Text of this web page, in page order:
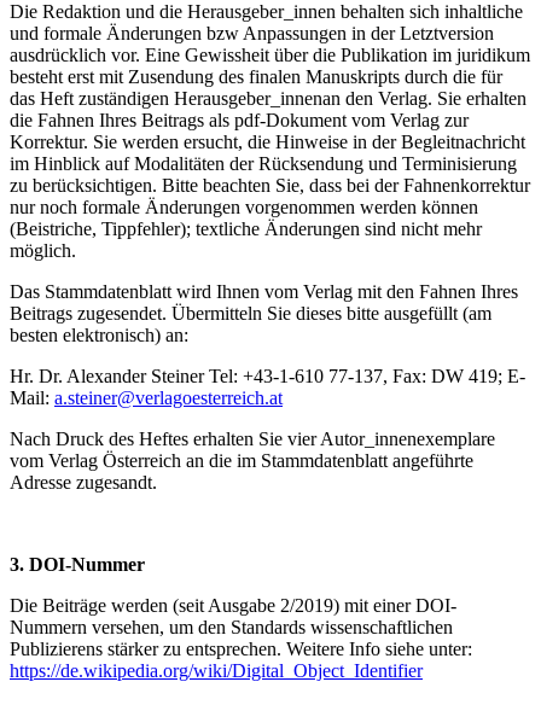
Die Redaktion und die Herausgeber_innen behalten sich inhaltliche
und formale Änderungen bzw Anpassungen in der Letztversion
ausdrücklich vor. Eine Gewissheit über die Publikation im juridikum
besteht erst mit Zusendung des finalen Manuskripts durch die für
das Heft zuständigen Herausgeber_innenan den Verlag. Sie erhalten
die Fahnen Ihres Beitrags als pdf-Dokument vom Verlag zur
Korrektur. Sie werden ersucht, die Hinweise in der Begleitnachricht
im Hinblick auf Modalitäten der Rücksendung und Terminisierung
zu berücksichtigen. Bitte beachten Sie, dass bei der Fahnenkorrektur
nur noch formale Änderungen vorgenommen werden können
(Beistriche, Tippfehler); textliche Änderungen sind nicht mehr
möglich.
Das Stammdatenblatt wird Ihnen vom Verlag mit den Fahnen Ihres
Beitrags zugesendet. Übermitteln Sie dieses bitte ausgefüllt (am
besten elektronisch) an:
Hr. Dr. Alexander Steiner Tel: +43-1-610 77-137, Fax: DW 419; E-
Mail: a.steiner@verlagoesterreich.at
Nach Druck des Heftes erhalten Sie vier Autor_innenexemplare
vom Verlag Österreich an die im Stammdatenblatt angeführte
Adresse zugesandt.
3. DOI-Nummer
Die Beiträge werden (seit Ausgabe 2/2019) mit einer DOI-
Nummern versehen, um den Standards wissenschaftlichen
Publizierens stärker zu entsprechen. Weitere Info siehe unter:
https://de.wikipedia.org/wiki/Digital_Object_Identifier